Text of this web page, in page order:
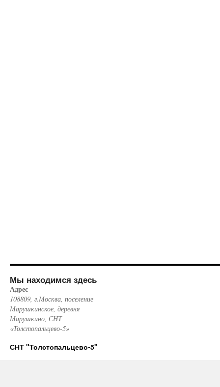
Мы находимся здесь
Адрес
108809, г.Москва, поселение
Марушкинское, деревня
Марушкино, СНТ
«Толстопальцево-5»
СНТ "Толстопальцево-5"